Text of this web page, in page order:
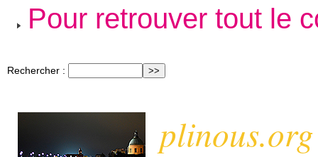
Pour retrouver tout le
Rechercher :
plinous.org